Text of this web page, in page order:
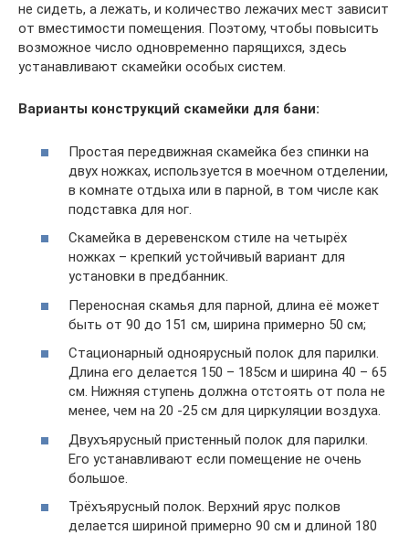
не сидеть, а лежать, и количество лежачих мест зависит
от вместимости помещения. Поэтому, чтобы повысить
возможное число одновременно парящихся, здесь
устанавливают скамейки особых систем.
Варианты конструкций скамейки для бани:
Простая передвижная скамейка без спинки на
двух ножках, используется в моечном отделении,
в комнате отдыха или в парной, в том числе как
подставка для ног.
Скамейка в деревенском стиле на четырёх
ножках – крепкий устойчивый вариант для
установки в предбанник.
Переносная скамья для парной, длина её может
быть от 90 до 151 см, ширина примерно 50 см;
Стационарный одноярусный полок для парилки.
Длина его делается 150 – 185см и ширина 40 – 65
см. Нижняя ступень должна отстоять от пола не
менее, чем на 20 -25 см для циркуляции воздуха.
Двухъярусный пристенный полок для парилки.
Его устанавливают если помещение не очень
большое.
Трёхъярусный полок. Верхний ярус полков
делается шириной примерно 90 см и длиной 180